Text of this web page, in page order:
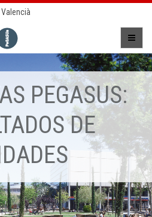
Valencià
PEGASUS:
DE